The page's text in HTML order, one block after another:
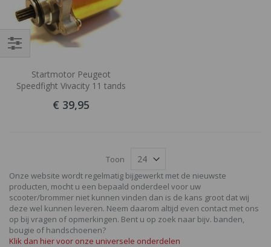
Startmotor Peugeot
Speedfight Vivacity 11 tands
€ 39,95
Toon
Onze website wordt regelmatig bijgewerkt met de nieuwste
producten, mocht u een bepaald onderdeel voor uw
scooter/brommer niet kunnen vinden dan is de kans groot dat wij
deze wel kunnen leveren. Neem daarom altijd even contact met ons
op bij vragen of opmerkingen. Bent u op zoek naar bijv. banden,
bougie of handschoenen?
Klik dan hier voor onze universele onderdelen